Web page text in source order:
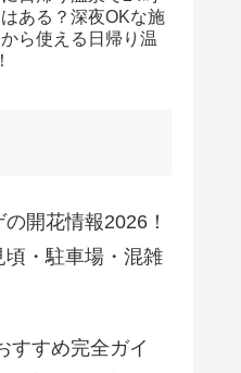
ある？深夜OKな施
ら使える日帰り温
開花情報2026！
・駐車場・混雑
すすめ完全ガイ